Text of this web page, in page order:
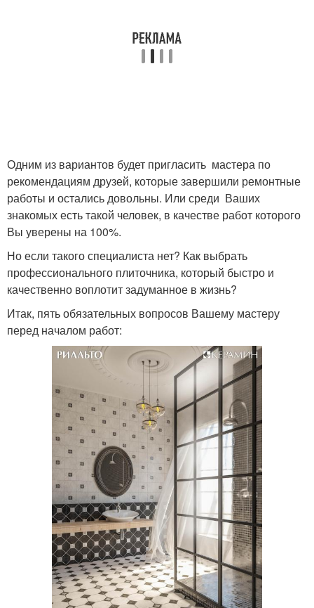
Совместная вентиляция Вентиляция в санузле
Вентиляции в частном
доме
Вентиляции в гараже
Вентиляция в частном
доме
Трубы для вентиляции
Дорогая вентиляция
Принудительная
вентиляция
Вентиляции в квартире Вентиляция в квартире
Одним из вариантов будет пригласить мастера по
рекомендациям друзей, которые завершили ремонтные
работы и остались довольны. Или среди Ваших
знакомых есть такой человек, в качестве работ которого
Вы уверены на 100%.
Но если такого специалиста нет? Как выбрать
профессионального плиточника, который быстро и
качественно воплотит задуманное в жизнь?
Итак, пять обязательных вопросов Вашему мастеру
перед началом работ: